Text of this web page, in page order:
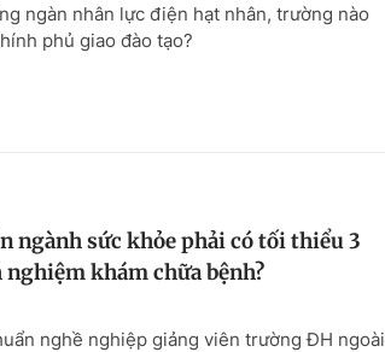
ngàn nhân lực điện hạt nhân, trường nào
phủ giao đào tạo?
ngành sức khỏe phải có tối thiểu 3
khám chữa bệnh?
nghề nghiệp giảng viên trường ĐH ngoài